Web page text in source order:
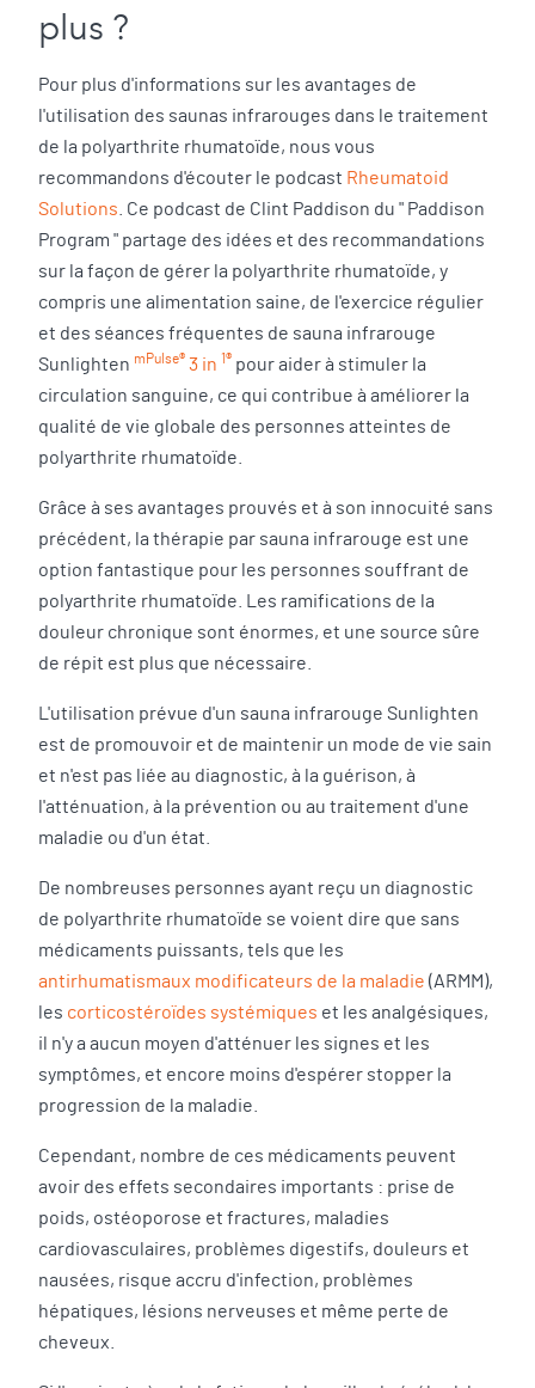
plus ?
Pour plus d'informations sur les avantages de
l'utilisation des saunas infrarouges dans le traitement
de la polyarthrite rhumatoïde, nous vous
recommandons d'écouter le podcast Rheumatoid
Solutions . Ce podcast de Clint Paddison du " Paddison
Program " partage des idées et des recommandations
sur la façon de gérer la polyarthrite rhumatoïde, y
compris une alimentation saine, de l'exercice régulier
et des séances fréquentes de sauna infrarouge
Sunlighten mPulse® 3 in 1® pour aider à stimuler la
circulation sanguine, ce qui contribue à améliorer la
qualité de vie globale des personnes atteintes de
polyarthrite rhumatoïde.
Grâce à ses avantages prouvés et à son innocuité sans
précédent, la thérapie par sauna infrarouge est une
option fantastique pour les personnes souffrant de
polyarthrite rhumatoïde. Les ramifications de la
douleur chronique sont énormes, et une source sûre
de répit est plus que nécessaire.
L'utilisation prévue d'un sauna infrarouge Sunlighten
est de promouvoir et de maintenir un mode de vie sain
et n'est pas liée au diagnostic, à la guérison, à
l'atténuation, à la prévention ou au traitement d'une
maladie ou d'un état.
De nombreuses personnes ayant reçu un diagnostic
de polyarthrite rhumatoïde se voient dire que sans
médicaments puissants, tels que les
antirhumatismaux modificateurs de la maladie (ARMM),
les corticostéroïdes systémiques et les analgésiques,
il n'y a aucun moyen d'atténuer les signes et les
symptômes, et encore moins d'espérer stopper la
progression de la maladie.
Cependant, nombre de ces médicaments peuvent
avoir des effets secondaires importants : prise de
poids, ostéoporose et fractures, maladies
cardiovasculaires, problèmes digestifs, douleurs et
nausées, risque accru d'infection, problèmes
hépatiques, lésions nerveuses et même perte de
cheveux.